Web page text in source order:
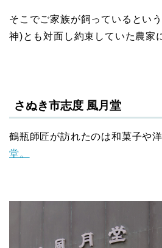
そこでご家族が飼っているとい
神)とも対面し約束していた農家
さぬき市志度 風月堂
鶴瓶師匠が訪れたのは和菓子や
堂。